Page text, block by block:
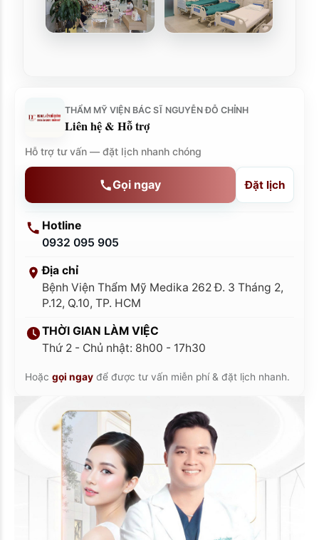
THẨM MỸ VIỆN BÁC SĨ NGUYỄN ĐỖ CHỈNH
Liên hệ & Hỗ trợ
Hỗ trợ tư vấn — đặt lịch nhanh chóng
Gọi ngay Đặt lịch
Hotline
0932 095 905
Địa chỉ
Bệnh Viện Thẩm Mỹ Medika 262 Đ. 3 Tháng 2,
P.12, Q.10, TP. HCM
THỜI GIAN LÀM VIỆC
Thứ 2 - Chủ nhật: 8h00 - 17h30
Hoặc gọi ngay để được tư vấn miễn phí & đặt lịch nhanh.